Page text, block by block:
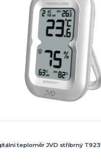
teploměr JVD stříbrný